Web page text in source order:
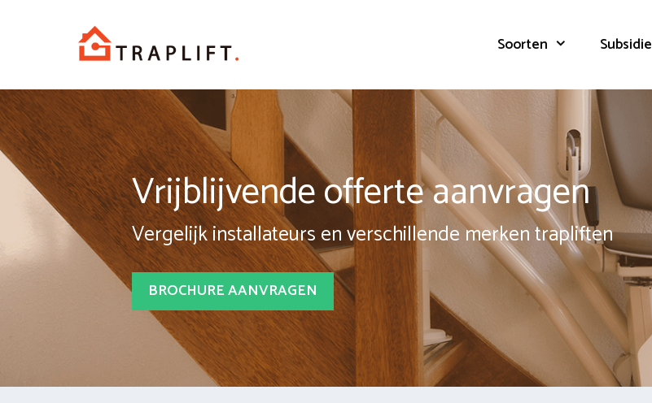
Soorten Subsidie
Vrijblijvende offerte aanvragen
Vergelijk installateurs en verschillende merken trapliften
BROCHURE AANVRAGEN